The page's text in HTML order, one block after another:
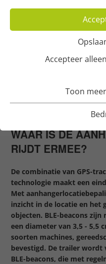
Accepteer
Toon
EN DETECTIE
WAAR IS DE
RIJDT ERMEE?
De combinatie van GPS-
technologie maakt een
Met
inzicht in de locatie en het
objecten. BLE-beacons
een diameter van 3,5 - 5,5
soorten machines,
bevestigd. De trailer wordt
BLE-beacons, die met